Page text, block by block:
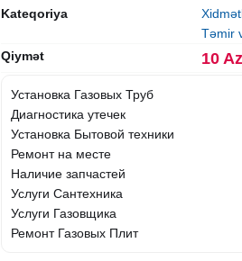
Kateqoriya
Təmir
Qiymət
10
Установка Газовых Труб
Диагностика утечек
Установка Бытовой техники
Ремонт на месте
Наличие запчастей
Услуги Сантехника
Услуги Газовщика
Ремонт Газовых Плит